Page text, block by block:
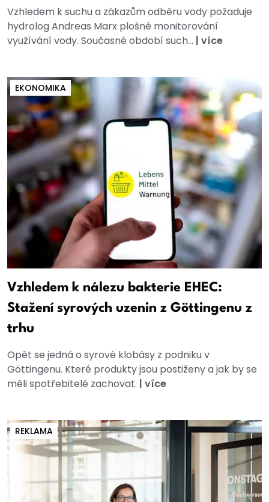
Vzhledem k suchu a zákazům odběru vody požaduje
hydrolog Andreas Marx plošné monitorování
využívání vody. Současné období such... | více
EKONOMIKA
Vzhledem k nálezu bakterie EHEC:
Stažení syrových uzenin z Göttingenu z
trhu
Opět se jedná o syrové klobásy z podniku v
Göttingenu. Které produkty jsou postiženy a jak by se
měli spotřebitelé zachovat. | více
REKLAMA